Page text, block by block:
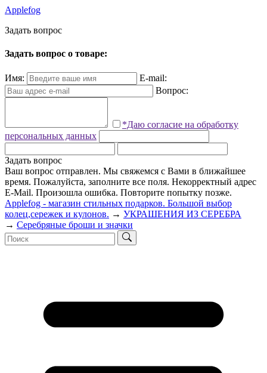
Applefog
Задать вопрос
Задать вопрос о товаре:
Имя:
E-mail:
Вопрос:
*Даю согласие на обработку
персональных данных
Задать вопрос
Ваш вопрос отправлен. Мы свяжемся с Вами в ближайшее
время. Пожалуйста, заполните все поля. Некорректный адрес
E-Mail. Произошла ошибка. Повторите попытку позже.
Applefog - магазин стильных подарков. Большой выбор
колец,сережек и кулонов. → УКРАШЕНИЯ ИЗ СЕРЕБРА
→ Серебряные броши и значки